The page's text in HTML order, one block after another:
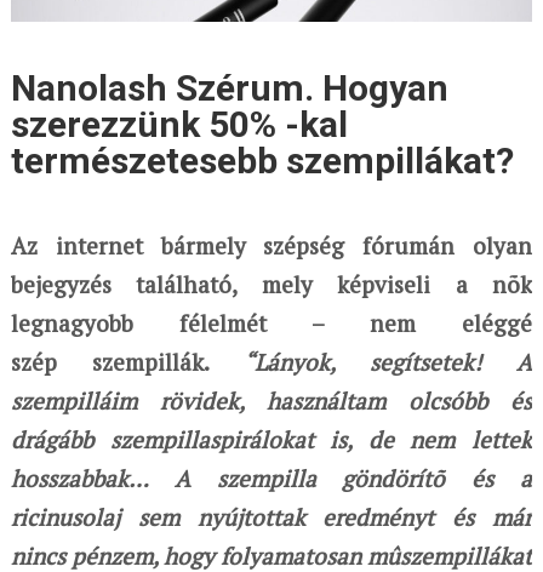
Nanolash Szérum. Hogyan
szerezzünk 50% -kal
természetesebb szempillákat?
Az internet bármely szépség fórumán olyan
bejegyzés található, mely képviseli a nõk
legnagyobb félelmét – nem eléggé
szép szempillák.“Lányok, segítsetek! A
szempilláim rövidek, használtam olcsóbb és
drágább szempillaspirálokat is, de nem lettek
hosszabbak… A szempilla göndörítõ és a
ricinusolaj sem nyújtottak eredményt és már
nincs pénzem, hogy folyamatosan mûszempillákat